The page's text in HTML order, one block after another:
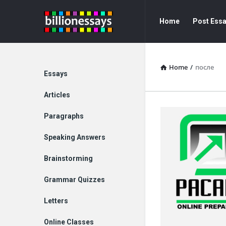
Billion
Essays
Essays
Navigation
Home Post
Home / после
Explore
Essays
Articles
Paragraphs
Speaking Answers
Brainstorming
Grammar Quizzes
Letters
Online Classes